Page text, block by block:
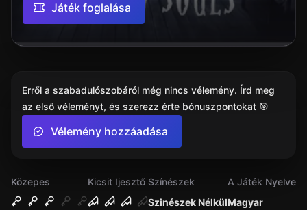
Játék foglalása
Közepes
Kicsit Ijesztő
Szinészek Nélkül
Színészek
Magyar
A Játék Nyelve
Erről a szabadulószobáról még nincs vélemény. Írd meg
az első véleményt, és szerezz érte bónuszpontokat 🎯
Vélemény hozzáadása